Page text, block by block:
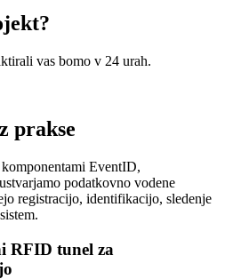
vas bomo v 24 urah.
prakse
EventID,
podatkovno vodene
registracijo, identifikacijo, sledenje
RFID tunel za